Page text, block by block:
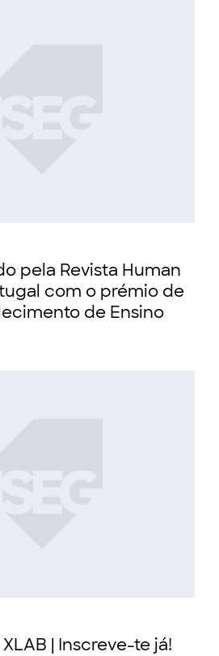
pela Revista Human
com o prémio de
de Ensino
| Inscreve-te já!